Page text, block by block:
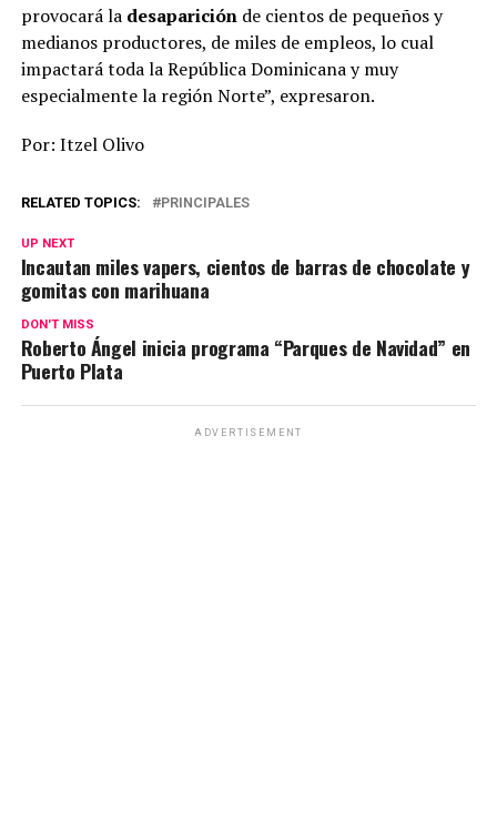
provocará la desapariciónde cientos de pequeños y
medianos productores, de miles de empleos, lo cual
impactará toda la República Dominicana y muy
especialmente la región Norte”, expresaron.
Por: Itzel Olivo
RELATED TOPICS: PRINCIPALES
UP NEXT
Incautan miles vapers, cientos de barras de chocolate y
gomitas con marihuana
DON'T MISS
Roberto Ángel inicia programa “Parques de Navidad” en
Puerto Plata
ADVERTISEMENT